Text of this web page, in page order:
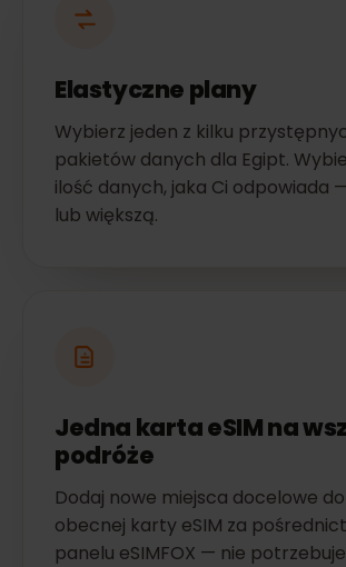
Elastyczne plany
Wybierz jeden z kilku
pakietów danych dla Egipt.
ilość danych, jaka Ci odpowiada
lub większą.
Jedna karta eSIM na
podróże
Dodaj nowe miejsca docelowe
obecnej karty eSIM za
panelu eSIMFOX — nie